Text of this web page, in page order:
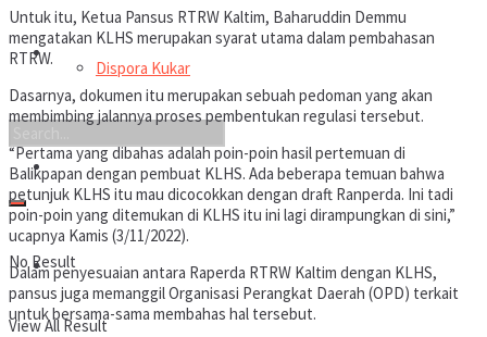
Dispora Kukar
Kaltara
Ragam
No Result
View All Result
Untuk itu, Ketua Pansus RTRW Kaltim, Baharuddin Demmu
mengatakan KLHS merupakan syarat utama dalam pembahasan
RTRW.
Dasarnya, dokumen itu merupakan sebuah pedoman yang akan
membimbing jalannya proses pembentukan regulasi tersebut.
“Pertama yang dibahas adalah poin-poin hasil pertemuan di
Balikpapan dengan pembuat KLHS. Ada beberapa temuan bahwa
petunjuk KLHS itu mau dicocokkan dengan draft Ranperda. Ini tadi
poin-poin yang ditemukan di KLHS itu ini lagi dirampungkan di sini,”
ucapnya Kamis (3/11/2022).
Dalam penyesuaian antara Raperda RTRW Kaltim dengan KLHS,
pansus juga memanggil Organisasi Perangkat Daerah (OPD) terkait
untuk bersama-sama membahas hal tersebut.